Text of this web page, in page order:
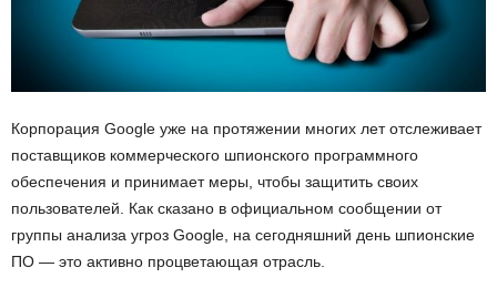
Корпорация Google уже на протяжении многих лет отслеживает
поставщиков коммерческого шпионского программного
обеспечения и принимает меры, чтобы защитить своих
пользователей. Как сказано в официальном сообщении от
группы анализа угроз Google, на сегодняшний день шпионские
ПО — это активно процветающая отрасль.